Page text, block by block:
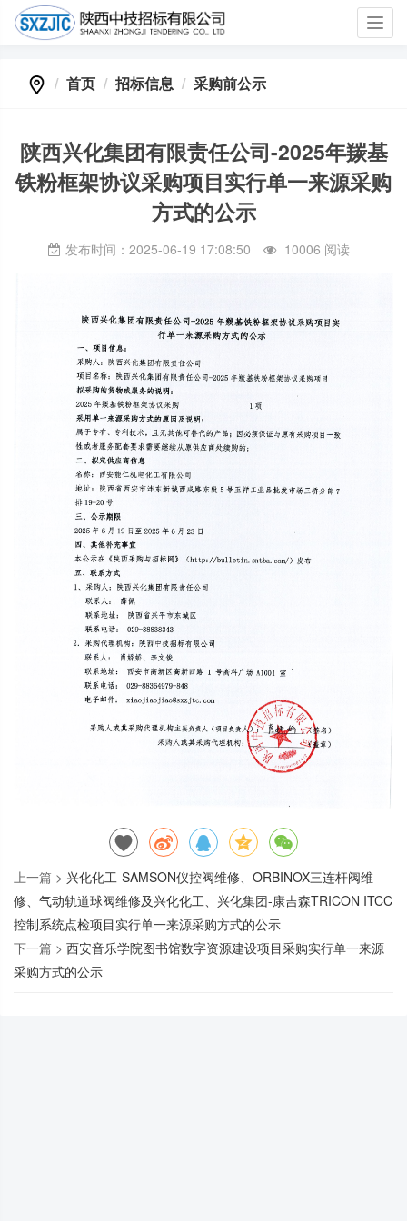
首页 招标信息 采购前公示
陕西兴化集团有限责任公司-2025年羰基
铁粉框架协议采购项目实行单一来源采购
方式的公示
发布时间：2025-06-19 17:08:50 10006 阅读
上一篇 > 兴化化工-SAMSON仪控阀维修、ORBINOX三连杆阀维
修、气动轨道球阀维修及兴化化工、兴化集团-康吉森TRICON ITCC
控制系统点检项目实行单一来源采购方式的公示
下一篇 > 西安音乐学院图书馆数字资源建设项目采购实行单一来源
采购方式的公示